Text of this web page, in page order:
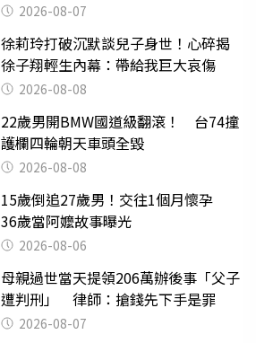
2026-08-07
徐莉玲打破沉默談兒子身世！心碎揭
徐子翔輕生內幕：帶給我巨大哀傷
2026-08-08
22歲男開BMW國道級翻滾！ 台74撞
護欄四輪朝天車頭全毀
2026-08-08
15歲倒追27歲男！交往1個月懷孕
36歲當阿嬤故事曝光
2026-08-06
母親過世當天提領206萬辦後事「父子
遭判刑」 律師：搶錢先下手是罪
2026-08-07